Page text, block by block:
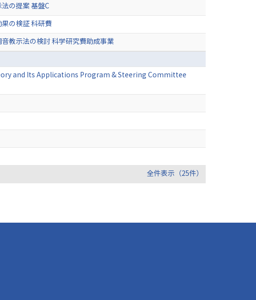
の提案 基盤C
の検証 科研費
教示法の検討 科学研究費助成事業
and Its Applications Program & Steering Committee
全件表示（25件）